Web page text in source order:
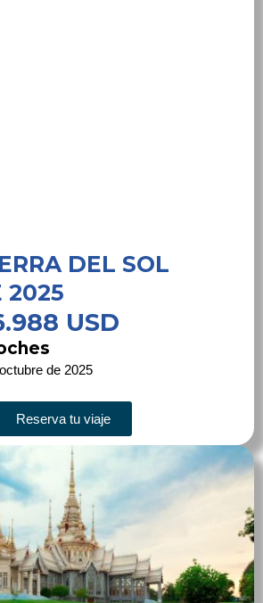
DEL SOL
2025
USD
de 2025
Reserva tu viaje